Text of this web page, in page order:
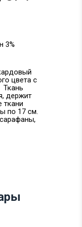
3%
цвета с
держит
ткани
по 17 см.